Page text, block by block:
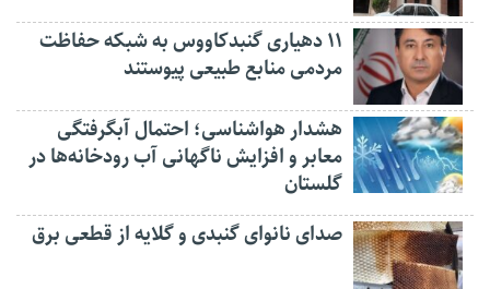
۱۱ دهیاری گنبدکاووس به شبکه حفاظت
مردمی منابع طبیعی پیوستند
هشدار هواشناسی؛ احتمال آبگرفتگی
معابر و افزایش ناگهانی آب رودخانه‌ها در
گلستان
صدای نانوای گنبدی و گلایه از قطعی برق